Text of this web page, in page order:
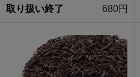
取り扱い終了
680円